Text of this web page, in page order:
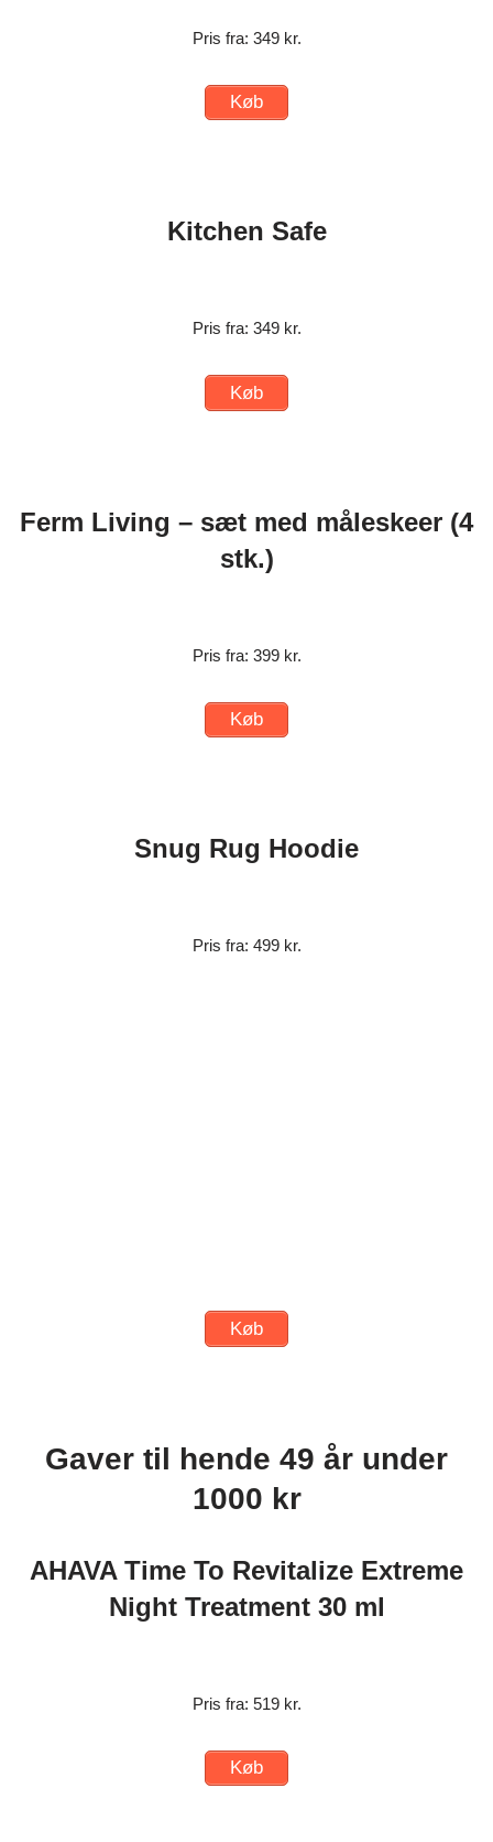
Pris fra: 349 kr.
Køb
Kitchen Safe
Pris fra: 349 kr.
Køb
Ferm Living – sæt med måleskeer (4
stk.)
Pris fra: 399 kr.
Køb
Snug Rug Hoodie
Pris fra: 499 kr.
Køb
Gaver til hende 49 år under
1000 kr
AHAVA Time To Revitalize Extreme
Night Treatment 30 ml
Pris fra: 519 kr.
Køb